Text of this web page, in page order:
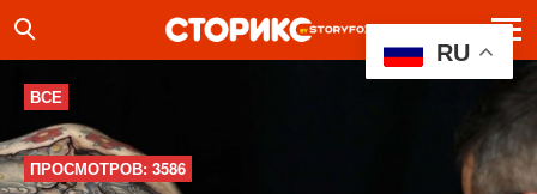
ВСЕ
ПРОСМОТРОВ: 3586
RU